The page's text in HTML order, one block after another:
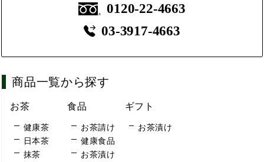
0120-22-4663
03-3917-4663
商品一覧から探す
お茶
健康茶
日本茶
抹茶
食品
お茶請け
健康食品
お茶漬け
ギフト
お茶漬け